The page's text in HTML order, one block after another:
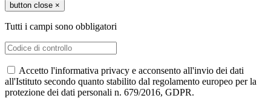
button close ×
Tutti i campi sono obbligatori
Accetto l'informativa privacy e acconsento all'invio dei dati
all'Istituto secondo quanto stabilito dal regolamento europeo per la
protezione dei dati personali n. 679/2016, GDPR.